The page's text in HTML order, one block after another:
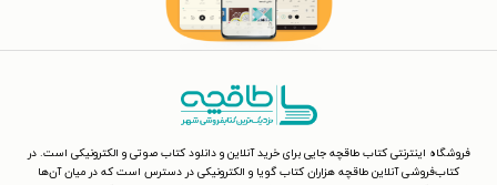
فروشگاه اینترنتی کتاب طاقچه جایی برای خرید آنلاین و دانلود کتاب صوتی و الکترونیکی است. در
کتاب‌فروشی آنلاین طاقچه هزاران کتاب گویا و الکترونیکی در دسترس است که در میان آن‌ها